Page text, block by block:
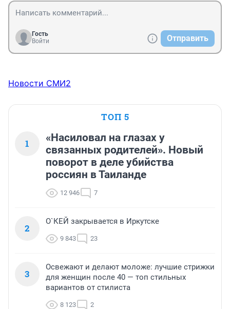
Гость
Войти
Отправить
Новости СМИ2
ТОП 5
1
«Насиловал на глазах у
связанных родителей». Новый
поворот в деле убийства
россиян в Таиланде
12 946 7
2
О`КЕЙ закрывается в Иркутске
9 843 23
3
Освежают и делают моложе: лучшие стрижки
для женщин после 40 — топ стильных
вариантов от стилиста
8 123 2